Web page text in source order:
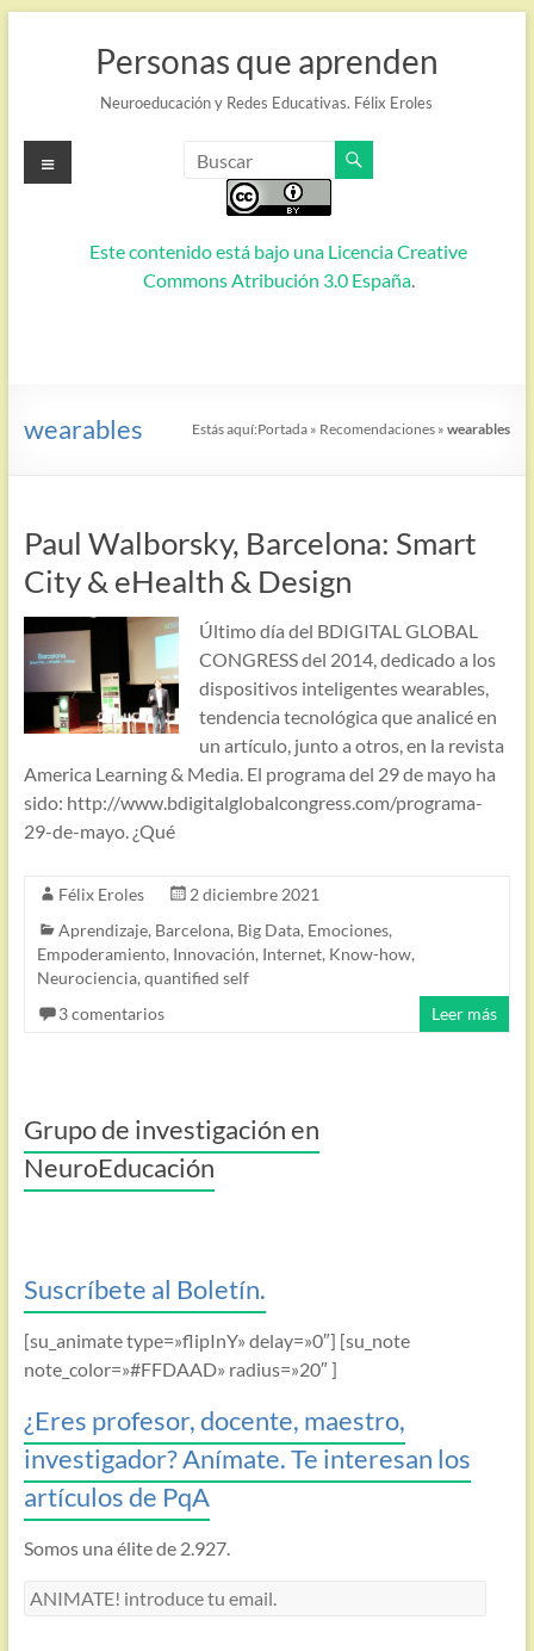
Personas que aprenden
Neuroeducación y Redes Educativas. Félix Eroles
Este contenido está bajo una Licencia Creative
Commons Atribución 3.0 España.
Menú
wearables Estás aquí:Portada » Recomendaciones »wearables
Paul Walborsky, Barcelona: Smart
City & eHealth & Design
Último día del BDIGITAL GLOBAL
CONGRESS del 2014, dedicado a los
dispositivos inteligentes wearables,
tendencia tecnológica que analicé en
un artículo, junto a otros, en la revista
America Learning & Media. El programa del 29 de mayo ha
sido: http://www.bdigitalglobalcongress.com/programa-
29-de-mayo. ¿Qué
Félix Eroles
2 diciembre 2021
Aprendizaje, Barcelona, Big Data, Emociones,
Empoderamiento, Innovación, Internet, Know-how,
Neurociencia, quantified self
3 comentarios
Leer más
Grupo de investigación en
NeuroEducación
Suscríbete al Boletín.
[su_animate type=»flipInY» delay=»0″] [su_note
note_color=»#FFDAAD» radius=»20″ ]
¿Eres profesor, docente, maestro,
investigador? Anímate. Te interesan los
artículos de PqA
Somos una élite de 2.927.
ANIMATE!